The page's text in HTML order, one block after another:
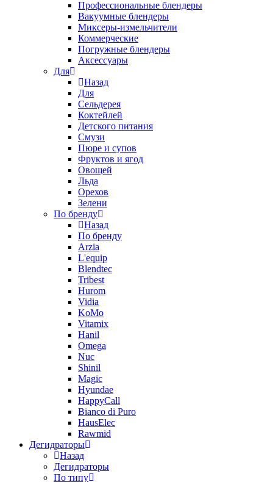
Профессиональные блендеры
Вакуумные блендеры
Миксеры-измельчители
Коммерческие
Погружные блендеры
Аксессуары
Для
Назад
Для
Сельдерея
Коктейлей
Детского питания
Смузи
Пюре и супов
Фруктов и ягод
Овощей
Льда
Орехов
Зелени
По бренду
Назад
По бренду
Arzia
L'equip
Blendtec
Tribest
Hurom
Vidia
KoMo
Vitamix
Hanil
Omega
Nuc
Shinil
Magic
Hyundae
HappyCall
Bianco di Puro
HausElec
Rawmid
Дегидраторы
Назад
Дегидраторы
По типу